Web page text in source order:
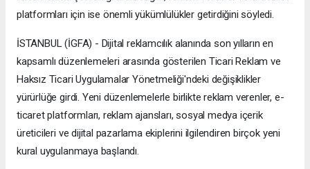
platformları için ise önemli yükümlülükler getirdiğini söyledi.
İSTANBUL (İGFA) - Dijital reklamcılık alanında son yılların en
kapsamlı düzenlemeleri arasında gösterilen Ticari Reklam ve
Haksız Ticari Uygulamalar Yönetmeliği'ndeki değişiklikler
yürürlüğe girdi. Yeni düzenlemelerle birlikte reklam verenler, e-
ticaret platformları, reklam ajansları, sosyal medya içerik
üreticileri ve dijital pazarlama ekiplerini ilgilendiren birçok yeni
kural uygulanmaya başlandı.